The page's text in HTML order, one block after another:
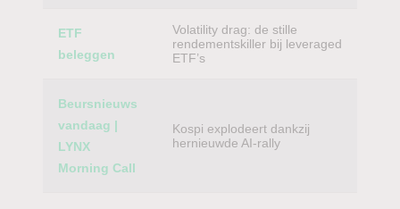
ETF
beleggen
Volatility drag: de stille
rendementskiller bij leveraged
ETF’s
Beursnieuws
vandaag |
LYNX
Morning Call
Kospi explodeert dankzij
hernieuwde AI-rally